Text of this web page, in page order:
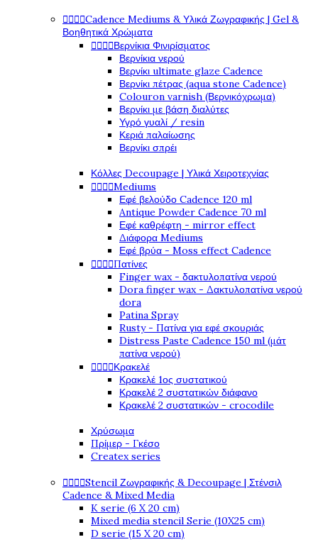
Cadence Mediums & Υλικά Ζωγραφικής | Gel &
Βοηθητικά Χρώματα
Βερνίκια Φινιρίσματος
Βερνίκια νερού
Βερνίκι ultimate glaze Cadence
Βερνίκι πέτρας (aqua stone Cadence)
Colouron varnish (Βερνικόχρωμα)
Βερνίκι με βάση διαλύτες
Υγρό γυαλί / resin
Κεριά παλαίωσης
Βερνίκι σπρέι
Κόλλες Decoupage | Υλικά Χειροτεχνίας
Mediums
Εφέ βελούδο Cadence 120 ml
Antique Powder Cadence 70 ml
Εφέ καθρέφτη - mirror effect
Διάφορα Mediums
Εφέ βρύα - Moss effect Cadence
Πατίνες
Finger wax - δακτυλοπατίνα νερού
Dora finger wax - Δακτυλοπατίνα νερού
dora
Patina Spray
Rusty - Πατίνα για εφέ σκουριάς
Distress Paste Cadence 150 ml (μάτ
πατίνα νερού)
Κρακελέ
Κρακελέ 1ος συστατικού
Κρακελέ 2 συστατικών διάφανο
Κρακελέ 2 συστατικών - crocodile
Χρύσωμα
Πρίμερ - Γκέσο
Createx series
Stencil Ζωγραφικής & Decoupage | Στένσιλ
Cadence & Mixed Media
K serie (6 X 20 cm)
Mixed media stencil Serie (10X25 cm)
D serie (15 X 20 cm)